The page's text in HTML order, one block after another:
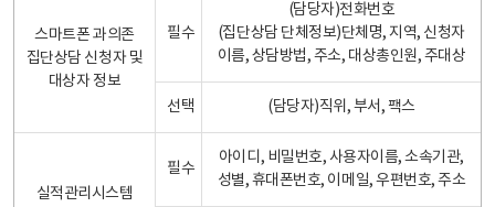
스마트폰 과의존
집단상담 신청자 및
대상자 정보
필수
(담당자)전화번호
(집단상담 단체정보)단체명, 지역, 신청자
이름, 상담방법, 주소, 대상총인원, 주대상
선택 (담당자)직위, 부서, 팩스
실적관리시스템
필수
아이디, 비밀번호, 사용자이름, 소속기관,
성별, 휴대폰번호, 이메일, 우편번호, 주소